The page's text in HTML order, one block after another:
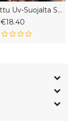
Naisten Hattu Uv-Suojalta Suojaava Kevät Ja Syys Kalastajan Naisille
€18.40